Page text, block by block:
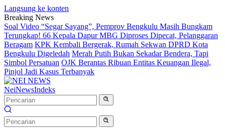
Langsung ke konten
Breaking News
Soal Video “Segar Sayang”, Pemprov Bengkulu Masih Bungkam
Terungkap! 66 Kepala Dapur MBG Diproses Dipecat, Pelanggaran
Beragam KPK Kembali Bergerak, Rumah Sekwan DPRD Kota
Bengkulu Digeledah Merah Putih Bukan Sekadar Bendera, Tapi
Simbol Persatuan OJK Berantas Ribuan Entitas Keuangan Ilegal,
Pinjol Jadi Kasus Terbanyak
NeiNewsIndeks